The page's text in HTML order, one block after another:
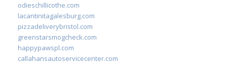
odieschillicothe.com
lacantinitagalesburg.com
pizzadeliverybristol.com
greenstarsmogcheck.com
happypawspl.com
callahansautoservicecenter.com